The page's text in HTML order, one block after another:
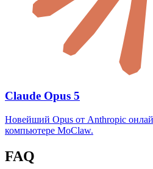
Claude Opus 5
Новейший Opus от Anthropic
компьютере MoClaw.
FAQ